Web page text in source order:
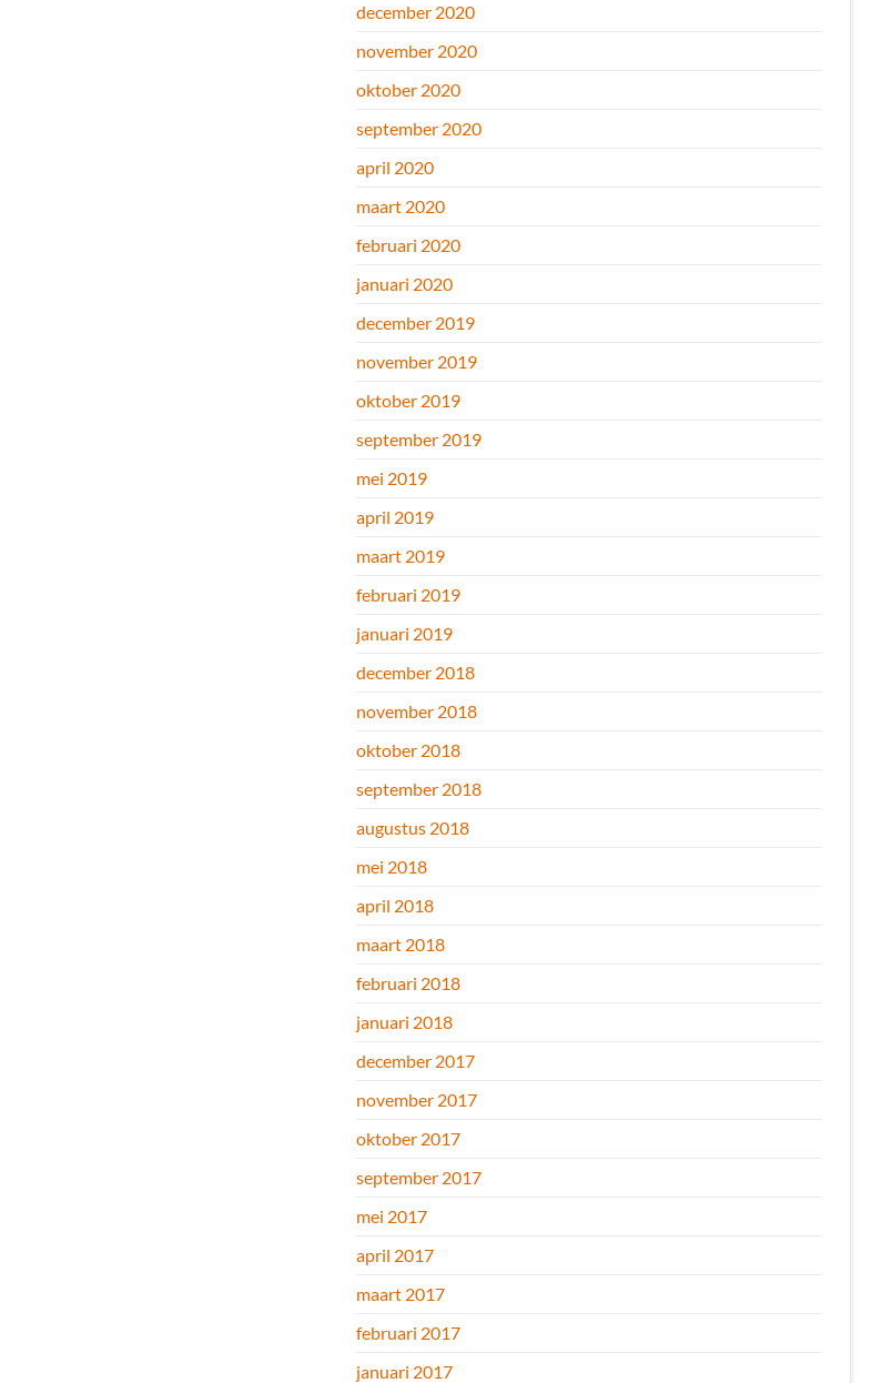
december 2020
november 2020
oktober 2020
september 2020
april 2020
maart 2020
februari 2020
januari 2020
december 2019
november 2019
oktober 2019
september 2019
mei 2019
april 2019
maart 2019
februari 2019
januari 2019
december 2018
november 2018
oktober 2018
september 2018
augustus 2018
mei 2018
april 2018
maart 2018
februari 2018
januari 2018
december 2017
november 2017
oktober 2017
september 2017
mei 2017
april 2017
maart 2017
februari 2017
januari 2017